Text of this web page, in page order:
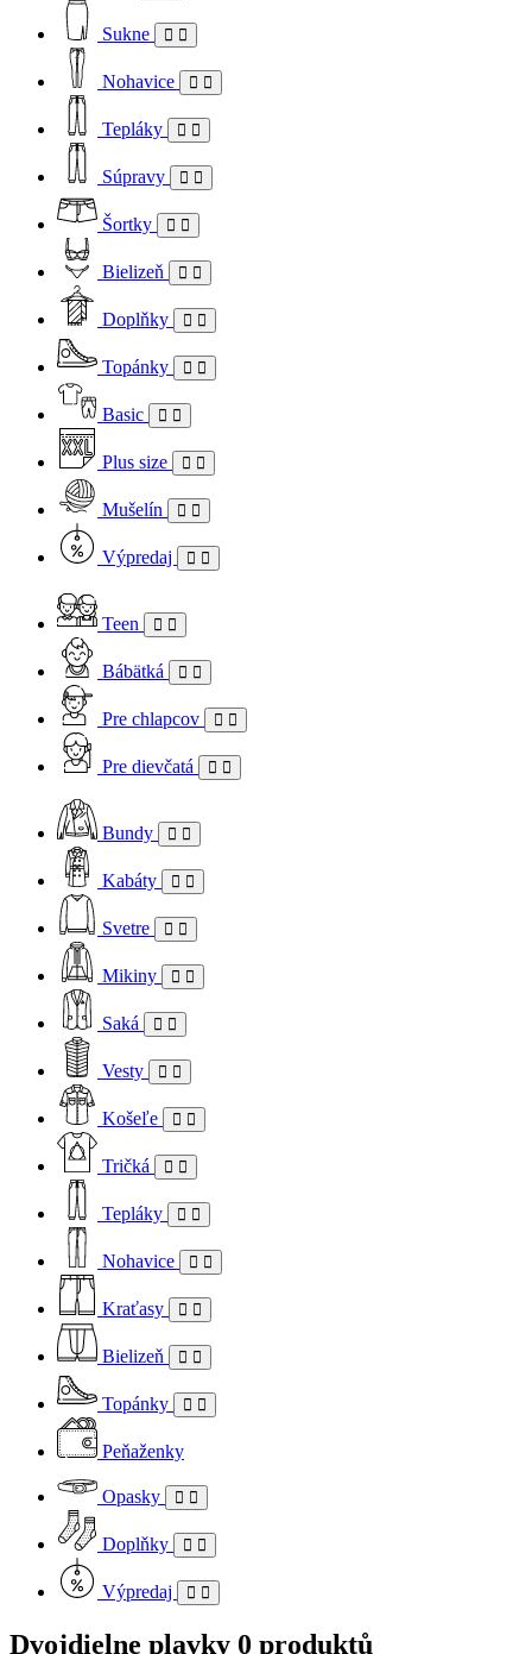
Sukne
Nohavice
Tepláky
Súpravy
Šortky
Bielizeň
Doplňky
Topánky
Basic
Plus size
Mušelín
Výpredaj
Teen
Bábätká
Pre chlapcov
Pre dievčatá
Bundy
Kabáty
Svetre
Mikiny
Saká
Vesty
Košeľe
Tričká
Tepláky
Nohavice
Kraťasy
Bielizeň
Topánky
Peňaženky
Opasky
Doplňky
Výpredaj
Dvojdielne plavky 0 produktů